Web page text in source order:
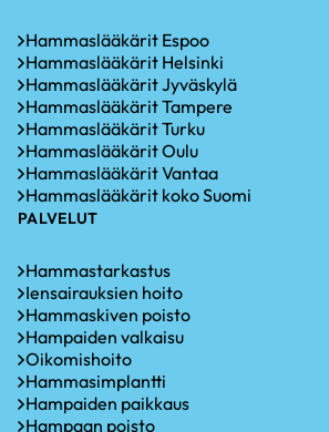
Hammaslääkärit Espoo
Hammaslääkärit Helsinki
Hammaslääkärit Jyväskylä
Hammaslääkärit Tampere
Hammaslääkärit Turku
Hammaslääkärit Oulu
Hammaslääkärit Vantaa
Hammaslääkärit koko Suomi
PALVELUT
Hammastarkastus
Iensairauksien hoito
Hammaskiven poisto
Hampaiden valkaisu
Oikomishoito
Hammasimplantti
Hampaiden paikkaus
Hampaan poisto